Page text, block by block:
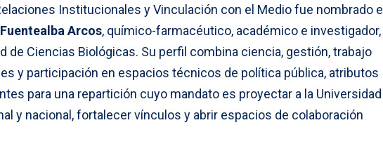
Institucionales y Vinculación con el Medio fue nombrado el
Arcos, químico-farmacéutico, académico e investigador,
de Ciencias Biológicas. Su perfil combina ciencia, gestión, trabajo
y participación en espacios técnicos de política pública, atributos
para una repartición cuyo mandato es proyectar a la Universidad
y nacional, fortalecer vínculos y abrir espacios de colaboración